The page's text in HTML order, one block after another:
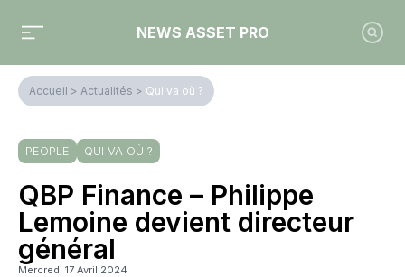
NEWS ASSET PRO
Accueil > Actualités > Qui va où ?
PEOPLE QUI VA OÙ ?
QBP Finance – Philippe
Lemoine devient directeur
général
Mercredi 17 Avril 2024